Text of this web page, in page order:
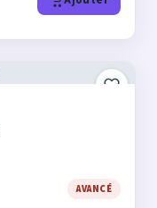
AVANCÉ